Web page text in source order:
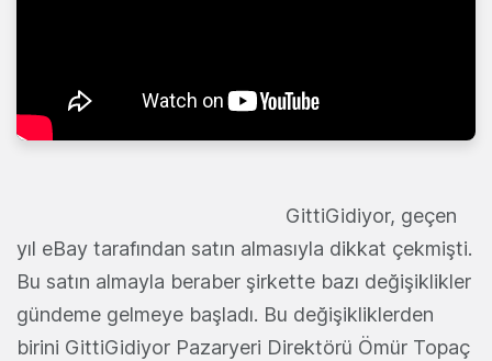
GittiGidiyor, geçen
yıl eBay tarafından satın almasıyla dikkat çekmişti.
Bu satın almayla beraber şirkette bazı değişiklikler
gündeme gelmeye başladı. Bu değişikliklerden
birini GittiGidiyor Pazaryeri Direktörü Ömür Topaç